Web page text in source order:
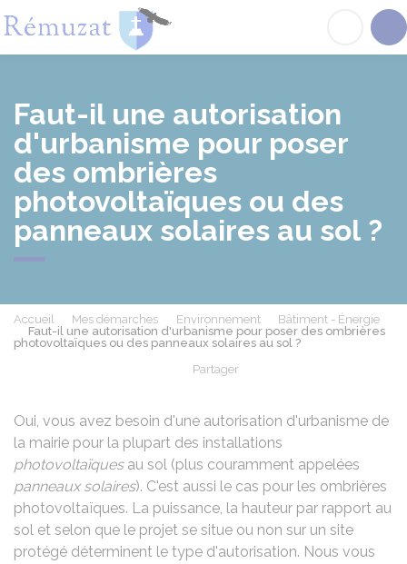
Faut-il une autorisation
d'urbanisme pour poser
des ombrières
photovoltaïques ou des
panneaux solaires au sol ?
Accueil Mes démarches Environnement
Bâtiment - Énergie
Faut-il une autorisation d'urbanisme pour poser des ombrières
photovoltaïques ou des panneaux solaires au sol ?
Partager
Oui, vous avez besoin d'une autorisation d'urbanisme de
la mairie pour la plupart des installations
photovoltaïquesau sol (plus couramment appelées
panneaux solaires). C'est aussi le cas pour les ombrières
photovoltaïques. La puissance, la hauteur par rapport au
sol et selon que le projet se situe ou non sur un site
protégé déterminent le type d'autorisation. Nous vous